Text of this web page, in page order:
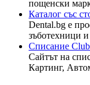
пощенски
Каталог със
Dental.bg е
зъботехници
Списание
Сайтът на
Картинг,